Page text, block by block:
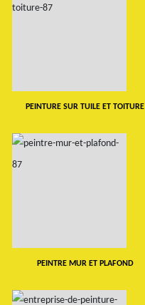
PEINTURE SUR TUILE ET TOITURE
PEINTRE MUR ET PLAFOND